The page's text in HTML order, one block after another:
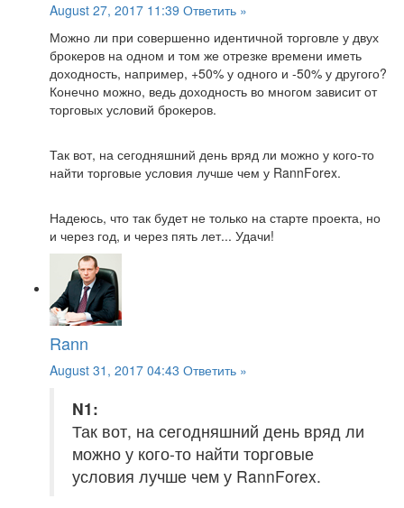
August 27, 2017 11:39 Ответить »
Можно ли при совершенно идентичной торговле у двух
брокеров на одном и том же отрезке времени иметь
доходность, например, +50% у одного и -50% у другого?
Конечно можно, ведь доходность во многом зависит от
торговых условий брокеров.
Так вот, на сегодняшний день вряд ли можно у кого-то
найти торговые условия лучше чем у RannForex.
Надеюсь, что так будет не только на старте проекта, но
и через год, и через пять лет... Удачи!
Rann
August 31, 2017 04:43 Ответить »
N1:
Так вот, на сегодняшний день вряд ли
можно у кого-то найти торговые
условия лучше чем у RannForex.